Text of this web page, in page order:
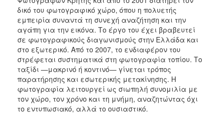
δικό του φωτογραφικό χώρο, όπου η πολυετής
εμπειρία συναντά τη συνεχή αναζήτηση και την
αγάπη για την εικόνα. Το έργο του έχει βραβευτεί
σε φωτογραφικούς διαγωνισμούς στην Ελλάδα και
στο εξωτερικό. Από το 2007, το ενδιαφέρον του
στρέφεται συστηματικά στη φωτογραφία τοπίου. Το
ταξίδι —μακρινό ή κοντινό— γίνεται τρόπος
παρατήρησης και εσωτερικής μετακίνησης. Η
φωτογραφία λειτουργεί ως σιωπηλή συνομιλία με
τον χώρο, τον χρόνο και τη μνήμη, αναζητώντας όχι
το εντυπωσιακό, αλλά το ουσιαστικό.